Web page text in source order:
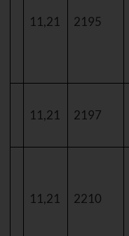
11,21 2195
11,21 2197
11,21 2210